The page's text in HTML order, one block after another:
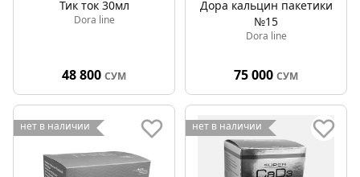
Тик ток 30мл
Dora line
48 800 СУМ
Дора кальцин пакетики
№15
Dora line
75 000 СУМ
нет в наличии нет в наличии